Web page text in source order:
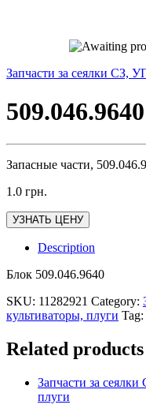
Запчасти за сеялки СЗ,
Запасные части,
1.0 грн.
УЗНАТЬ ЦЕНУ
Description
Блок 509.046.9640
SKU: 11282921 Category:
культиваторы, плуги Tag:
Related products
Запчасти за
плуги